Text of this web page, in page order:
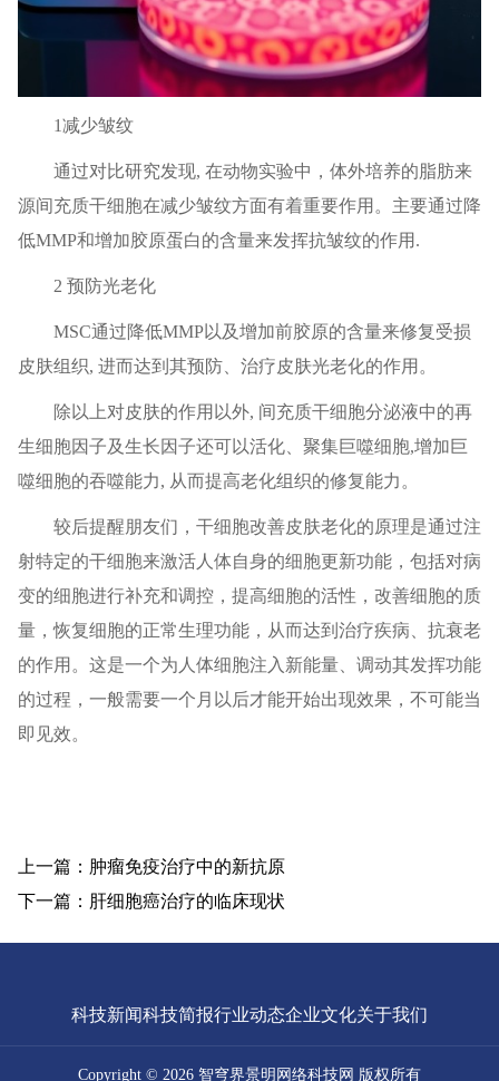
1减少皱纹
通过对比研究发现, 在动物实验中，体外培养的脂肪来
源间充质干细胞在减少皱纹方面有着重要作用。主要通过降
低MMP和增加胶原蛋白的含量来发挥抗皱纹的作用.
2 预防光老化
MSC通过降低MMP以及增加前胶原的含量来修复受损
皮肤组织, 进而达到其预防、治疗皮肤光老化的作用。
除以上对皮肤的作用以外, 间充质干细胞分泌液中的再
生细胞因子及生长因子还可以活化、聚集巨噬细胞,增加巨
噬细胞的吞噬能力, 从而提高老化组织的修复能力。
较后提醒朋友们，干细胞改善皮肤老化的原理是通过注
射特定的干细胞来激活人体自身的细胞更新功能，包括对病
变的细胞进行补充和调控，提高细胞的活性，改善细胞的质
量，恢复细胞的正常生理功能，从而达到治疗疾病、抗衰老
的作用。这是一个为人体细胞注入新能量、调动其发挥功能
的过程，一般需要一个月以后才能开始出现效果，不可能当
即见效。
上一篇：肿瘤免疫治疗中的新抗原
下一篇：肝细胞癌治疗的临床现状
科技新闻科技简报行业动态企业文化关于我们
Copyright © 2026 智穹界景明网络科技网 版权所有